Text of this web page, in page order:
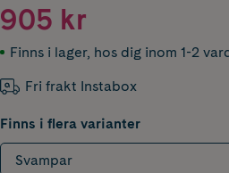
905 kr
Finns i lager, hos dig inom 1-2
Fri frakt Instabox
Finns i flera varianter
Svampar